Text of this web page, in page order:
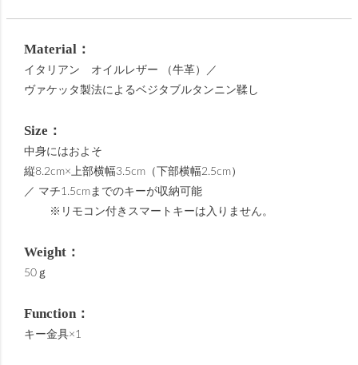
Material：
イタリアン オイルレザー （牛革）／
ヴァケッタ製法によるベジタブルタンニン鞣し
Size：
中身にはおよそ
縦8.2cm×上部横幅3.5cm（下部横幅2.5cm）
／ マチ1.5cmまでのキーが収納可能
※リモコン付きスマートキーは入りません。
Weight：
50ｇ
Function：
キー金具×1